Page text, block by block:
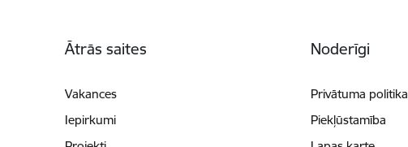
Ātrās saites
Vakances
Iepirkumi
Noderīgi
Privātuma politika
Piekļūstamība